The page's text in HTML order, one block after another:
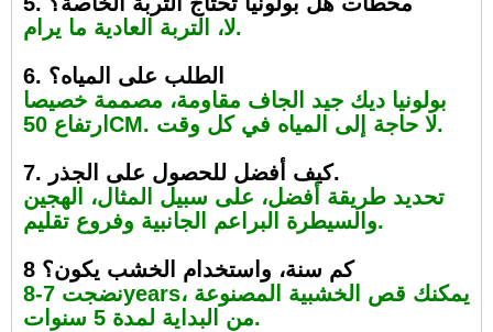
لا، التربة العادية ما يرام.
6. الطلب على المياه؟
بولونيا ديك جيد الجاف مقاومة، مصممة خصيصا
ارتفاع 50CM. لا حاجة إلى المياه في كل وقت.
7. كيف أفضل للحصول على الجذر.
تحديد طريقة أفضل، على سبيل المثال، الهجين
والسيطرة البراعم الجانبية وفروع تقليم.
8 كم سنة، واستخدام الخشب يكون؟
نضجت 7-8years، يمكنك قص الخشبية المصنوعة
من البداية لمدة 5 سنوات.